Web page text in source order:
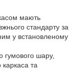
мають
стандарту за
у встановленому
гумового шару,
каркаса та